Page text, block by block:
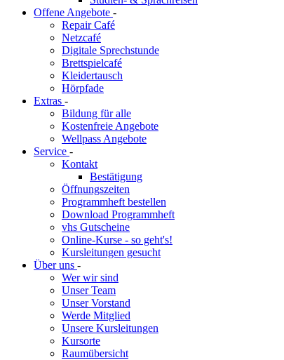
Offene Angebote -
Repair Café
Netzcafé
Digitale Sprechstunde
Brettspielcafé
Kleidertausch
Hörpfade
Extras -
Bildung für alle
Kostenfreie Angebote
Wellpass Angebote
Service -
Kontakt
Bestätigung
Öffnungszeiten
Programmheft bestellen
Download Programmheft
vhs Gutscheine
Online-Kurse - so geht's!
Kursleitungen gesucht
Über uns -
Wer wir sind
Unser Team
Unser Vorstand
Werde Mitglied
Unsere Kursleitungen
Kursorte
Raumübersicht